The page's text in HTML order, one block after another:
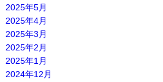
2025年5月
2025年4月
2025年3月
2025年2月
2025年1月
2024年12月